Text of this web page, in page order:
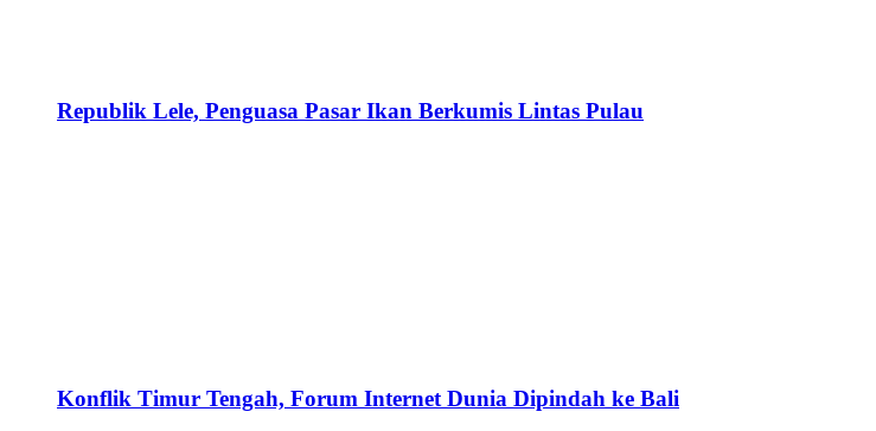
Republik Lele, Penguasa Pasar Ikan Berkumis Lintas Pulau
Konflik Timur Tengah, Forum Internet Dunia Dipindah ke Bali